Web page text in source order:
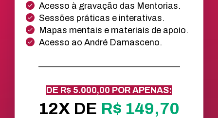
Acesso à gravação das Mentorias.
Sessões práticas e interativas.
Mapas mentais e materiais de apoio.
Acesso ao André Damasceno.
DE R$ 5.000,00 POR APENAS:
12X DE R$ 149,70